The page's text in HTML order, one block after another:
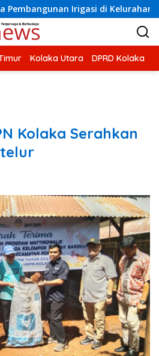
di Kelurahan 19 November
Kolaka Utara DPRD Kolaka
Kolaka Serahkan